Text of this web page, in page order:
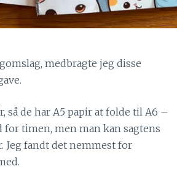
medbragte jeg disse
så de har A5 papir at folde til A6 –
timen, men man kan sagtens
Jeg fandt det nemmest for